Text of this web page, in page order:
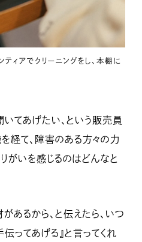
ィアでクリーニングをし、本棚に
てあげたい、という販売員
経て、障害のある方々の力
がいを感じるのはどんなと
あるから、と伝えたら、いつ
ってあげる』と言ってくれ